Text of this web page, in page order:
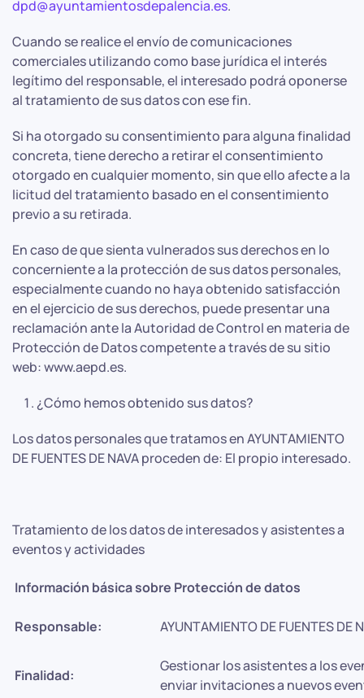
dpd@ayuntamientosdepalencia.es.
Cuando se realice el envío de comunicaciones
comerciales utilizando como base jurídica el interés
legítimo del responsable, el interesado podrá oponerse
al tratamiento de sus datos con ese fin.
Si ha otorgado su consentimiento para alguna finalidad
concreta, tiene derecho a retirar el consentimiento
otorgado en cualquier momento, sin que ello afecte a la
licitud del tratamiento basado en el consentimiento
previo a su retirada.
En caso de que sienta vulnerados sus derechos en lo
concerniente a la protección de sus datos personales,
especialmente cuando no haya obtenido satisfacción
en el ejercicio de sus derechos, puede presentar una
reclamación ante la Autoridad de Control en materia de
Protección de Datos competente a través de su sitio
web: www.aepd.es.
¿Cómo hemos obtenido sus datos?
Los datos personales que tratamos en AYUNTAMIENTO
DE FUENTES DE NAVA proceden de: El propio interesado.
Tratamiento de los datos de interesados y asistentes a
eventos y actividades
Información básica sobre Protección de datos
Responsable: AYUNTAMIENTO DE FUENTES DE
Finalidad:
Gestionar los asistentes a los
enviar invitaciones a nuevos